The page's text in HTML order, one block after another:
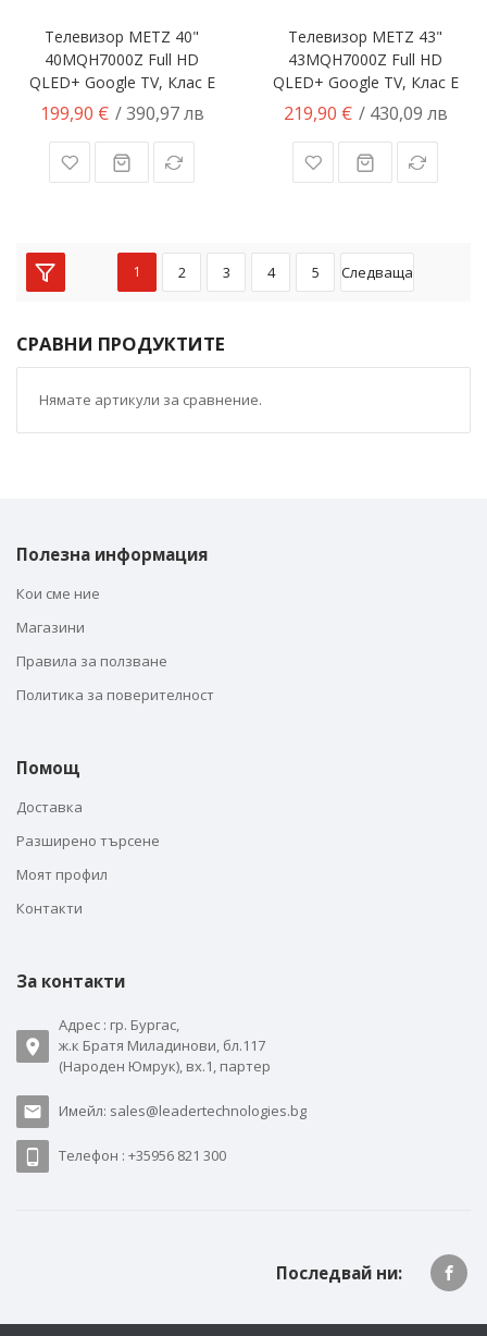
Телевизор METZ 40"
40MQH7000Z Full HD
QLED+ Google TV, Клас E
199,90 € / 390,97 лв
Телевизор METZ 43"
43MQH7000Z Full HD
QLED+ Google TV, Клас E
219,90 € / 430,09 лв
1 2 3 4 5 Следваща
СРАВНИ ПРОДУКТИТЕ
Нямате артикули за сравнение.
Полезна информация
Кои сме ние
Магазини
Правила за ползване
Политика за поверителност
Помощ
Доставка
Разширено търсене
Моят профил
Контакти
За контакти
Адрес : гр. Бургас,
ж.к Братя Миладинови, бл.117
(Народен Юмрук), вх.1, партер
Имейл: sales@leadertechnologies.bg
Телефон : +35956 821 300
Последвай ни: